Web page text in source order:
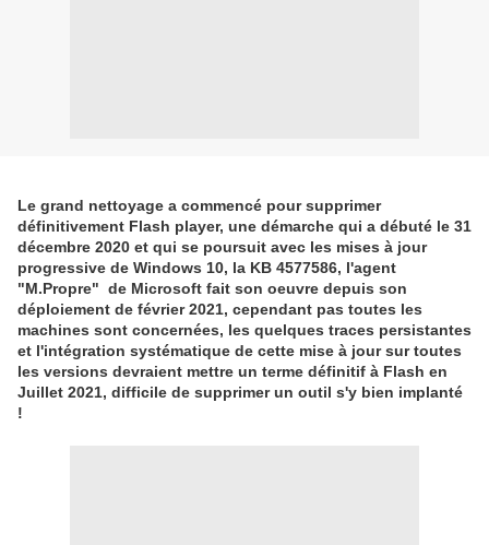
Le grand nettoyage a commencé pour supprimer
définitivement Flash player, une démarche qui a débuté le 31
décembre 2020 et qui se poursuit avec les mises à jour
progressive de Windows 10, la KB 4577586, l'agent
"M.Propre" de Microsoft fait son oeuvre depuis son
déploiement de février 2021, cependant pas toutes les
machines sont concernées, les quelques traces persistantes
et l'intégration systématique de cette mise à jour sur toutes
les versions devraient mettre un terme définitif à Flash en
Juillet 2021, difficile de supprimer un outil s'y bien implanté
!